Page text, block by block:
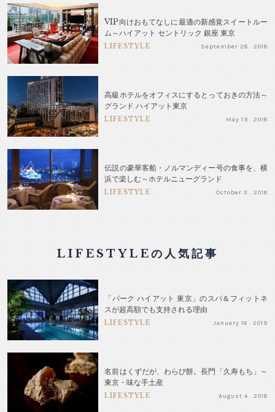
VIP向けおもてなしに最適の新感覚スイートルー
ム～ハイアット セントリック 銀座 東京
LIFESTYLE September 28 . 2018
高級ホテルをオフィスにするとっておきの方法～
グランド ハイアット東京
LIFESTYLE May 19 . 2018
伝説の豪華客船・ノルマンディー号の食事を、横
浜で楽しむ～ホテルニューグランド
LIFESTYLE October 3 . 2018
LIFESTYLEの人気記事
「パーク ハイアット 東京」のスパ＆フィットネ
スが超高額でも支持される理由
LIFESTYLE January 18 . 2019
名前はくずだが、わらび餅。長門「久寿もち」～
東京・味な手土産
LIFESTYLE August 4 . 2018